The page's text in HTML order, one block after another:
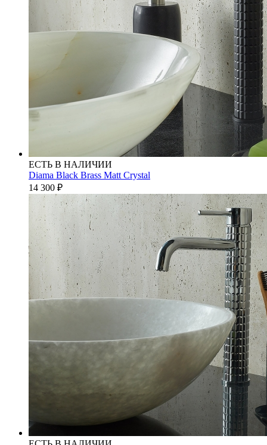
ЕСТЬ В НАЛИЧИИ
Diama Black Brass Matt Crystal
14 300 ₽